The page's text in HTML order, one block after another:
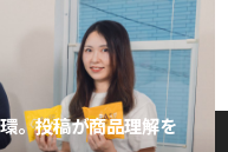
。投稿が商品理解を